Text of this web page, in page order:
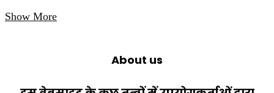
Show More
About us